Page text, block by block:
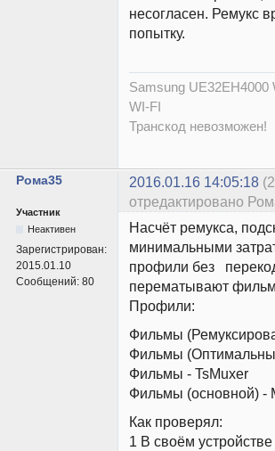
несогласен. Ремукс
попытку.
Samsung
WI-FI
Транскод невозможен!
Рома35 2016.01.16 14:05:18
отредактировано
Участник
Неактивен
Зарегистрирован:
2015.01.10
Сообщений: 80
Насчёт ремукса,
минимальными
профили без
перематывают
Профили:
Фильмы
Фильмы
Фильмы - TsMuxer
Фильмы (основной) -
Как проверял:
1 В своём